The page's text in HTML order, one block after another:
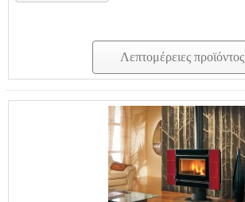
Λεπτομέρειες προϊόντος